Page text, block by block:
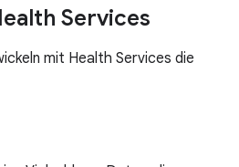
Services
mit Health Services die